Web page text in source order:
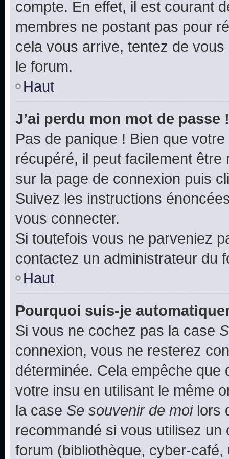
compte. En effet, il est courant
membres ne postant pas pour
cela vous arrive, tentez de
le forum.
Haut
J’ai perdu mon mot de passe !
Pas de panique ! Bien que
récupéré, il peut facilement
sur la page de connexion puis
Suivez les instructions
vous connecter.
Si toutefois vous ne parveniez
contactez un administrateur du
Haut
Pourquoi suis-je
Si vous ne cochez pas la case
connexion, vous ne resterez
déterminée. Cela empêche que
votre insu en utilisant le même
la case Se souvenir de moilors
recommandé si vous utilisez
forum (bibliothèque, cyber-